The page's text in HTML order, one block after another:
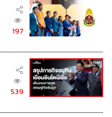
197
539